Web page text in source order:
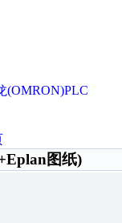
(OMRON)PLC
图纸)